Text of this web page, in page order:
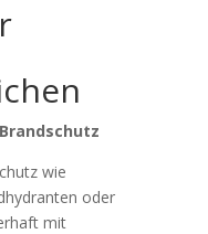
wie
oder
mit